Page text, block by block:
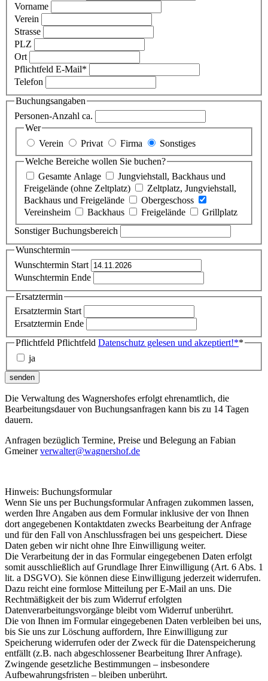
Vorname
Verein
Strasse
PLZ
Ort
Pflichtfeld E-Mail*
Telefon
Buchungsangaben
Personen-Anzahl ca.
Wer
Verein
Privat Firma
Sonstiges
Welche Bereiche wollen Sie buchen?
Gesamte Anlage
Jungviehstall, Backhaus und
Freigelände (ohne Zeltplatz)
Zeltplatz, Jungviehstall,
Backhaus und Freigelände
Obergeschoss
Vereinsheim
Backhaus Freigelände
Grillplatz
Sonstiger Buchungsbereich
Wunschtermin
Wunschtermin Start
Wunschtermin Ende
Ersatztermin
Ersatztermin Start
Ersatztermin Ende
Pflichtfeld Pflichtfeld Datenschutz gelesen und akzeptiert!**
ja
senden
Die Verwaltung des Wagnershofes erfolgt ehrenamtlich, die
Bearbeitungsdauer von Buchungsanfragen kann bis zu 14 Tagen
dauern.
Anfragen bezüglich Termine, Preise und Belegung an Fabian
Gmeinerverwalter@wagnershof.de
Hinweis: Buchungsformular
Wenn Sie uns per Buchungsformular Anfragen zukommen lassen,
werden Ihre Angaben aus dem Formular inklusive der von Ihnen
dort angegebenen Kontaktdaten zwecks Bearbeitung der Anfrage
und für den Fall von Anschlussfragen bei uns gespeichert. Diese
Daten geben wir nicht ohne Ihre Einwilligung weiter.
Die Verarbeitung der in das Formular eingegebenen Daten erfolgt
somit ausschließlich auf Grundlage Ihrer Einwilligung (Art. 6 Abs. 1
lit. a DSGVO). Sie können diese Einwilligung jederzeit widerrufen.
Dazu reicht eine formlose Mitteilung per E-Mail an uns. Die
Rechtmäßigkeit der bis zum Widerruf erfolgten
Datenverarbeitungsvorgänge bleibt vom Widerruf unberührt.
Die von Ihnen im Formular eingegebenen Daten verbleiben bei uns,
bis Sie uns zur Löschung auffordern, Ihre Einwilligung zur
Speicherung widerrufen oder der Zweck für die Datenspeicherung
entfällt (z.B. nach abgeschlossener Bearbeitung Ihrer Anfrage).
Zwingende gesetzliche Bestimmungen – insbesondere
Aufbewahrungsfristen – bleiben unberührt.